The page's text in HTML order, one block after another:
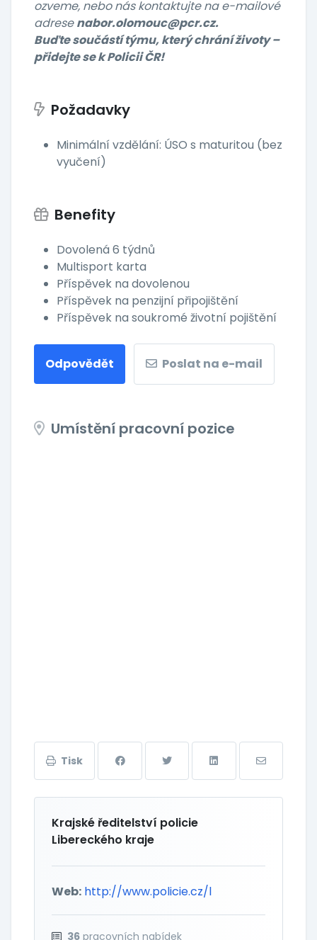
ozveme, nebo nás kontaktujte na e-mailové
adresenabor.olomouc@pcr.cz.
Buďte součástí týmu, který chrání životy –
přidejte se k Policii ČR!
Požadavky
Minimální vzdělání: ÚSO s maturitou (bez
vyučení)
Benefity
Dovolená 6 týdnů
Multisport karta
Příspěvek na dovolenou
Příspěvek na penzijní připojištění
Příspěvek na soukromé životní pojištění
Odpovědět Poslat na e-mail
Umístění pracovní pozice
Tisk
Krajské ředitelství policie
Libereckého kraje
Web: http://www.policie.cz/l
36 pracovních nabídek